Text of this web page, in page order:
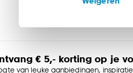
ook buiten de
Klik op ‘Ja, alles
€ 5,- korting op je
van leuke aanbiedingen,